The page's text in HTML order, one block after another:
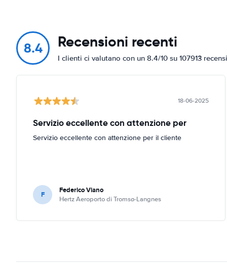
8.4 Recensioni recenti
I clienti ci valutano con un 8.4/10 su 107913
18-06-2025
Servizio eccellente con attenzione per
Servizio eccellente con attenzione per il cliente
F Federico Viano
Hertz Aeroporto di Tromsø-Langnes